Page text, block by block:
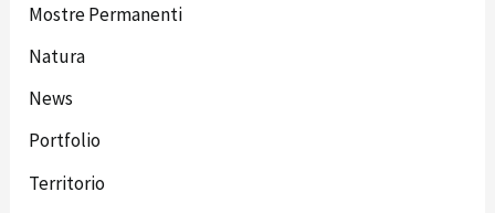
Mostre Permanenti
Natura
News
Portfolio
Territorio